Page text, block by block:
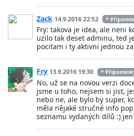
Zack 14.9.2016 22:52 *
Fry: takova je idea, ale neni
uzilo tak deset adminu, ted
pocitam i ty aktivni jednou
Fry 13.9.2016 19:30 *
No, už se na novou verzi
jsme u toho, nejsem si jist,
nebo ne, ale bylo by super,
měla nějaké stručné info
seznamu vydaných dílů :)